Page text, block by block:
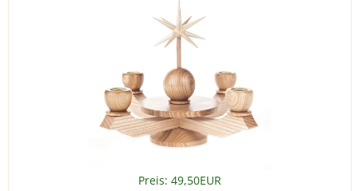
Preis: 49,50EUR